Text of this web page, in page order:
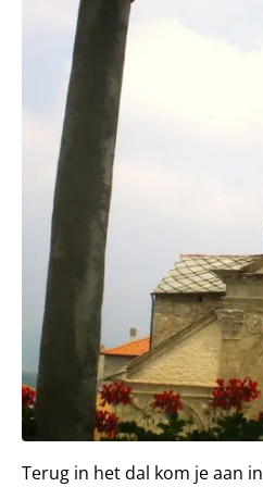
Terug in het dal kom je aan in